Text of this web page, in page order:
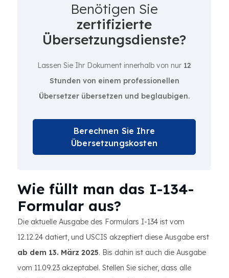
Benötigen Sie
zertifizierte
Übersetzungsdienste?
Lassen Sie Ihr Dokument innerhalb von nur 12
Stunden von einem professionellen
Übersetzer übersetzen und beglaubigen.
Berechnen Sie Ihre
Übersetzungskosten
Wie füllt man das I-134-
Formular aus?
Die aktuelle Ausgabe des Formulars I-134 ist vom
12.12.24 datiert, und USCIS akzeptiert diese Ausgabe erst
ab dem 13. März 2025. Bis dahin ist auch die Ausgabe
vom 11.09.23 akzeptabel. Stellen Sie sicher, dass alle